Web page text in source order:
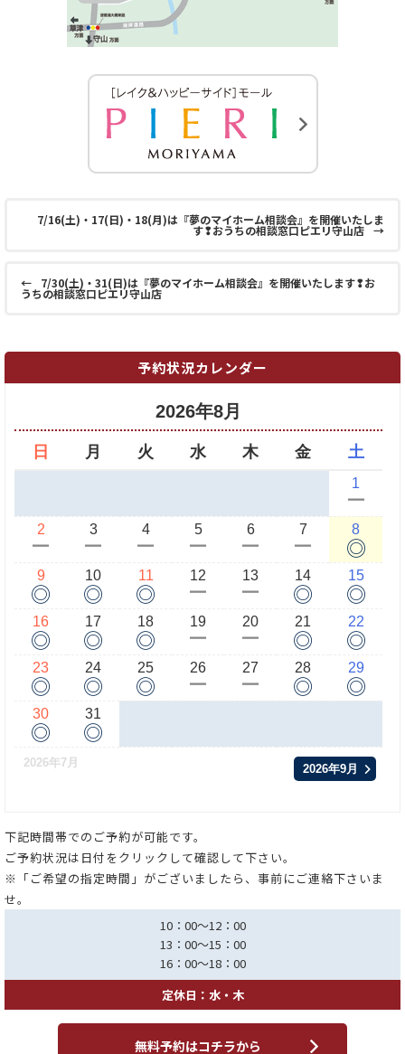
7/16(土)・17(日)・18(月)は『夢のマイホーム相談会』を開催いたしま
す❢おうちの相談窓口ピエリ守山店 →
← 7/30(土)・31(日)は『夢のマイホーム相談会』を開催いたします❢お
うちの相談窓口ピエリ守山店
予約状況カレンダー
2026年8月
日 月 火 水 木 金 土
1
ー
2
ー
3
ー
4
ー
5
ー
6
ー
7
ー
8
◎
9
◎
10
◎
11
◎
12
ー
13
ー
14
◎
15
◎
16
◎
17
◎
18
◎
19
ー
20
ー
21
◎
22
◎
23
◎
24
◎
25
◎
26
ー
27
ー
28
◎
29
◎
30
◎
31
◎
2026年7月 2026年9月
下記時間帯でのご予約が可能です。
ご予約状況は日付をクリックして確認して下さい。
※「ご希望の指定時間」がございましたら、事前にご連絡下さいま
せ。
10：00～12：00
13：00～15：00
16：00～18：00
定休日：水・木
無料予約はコチラから